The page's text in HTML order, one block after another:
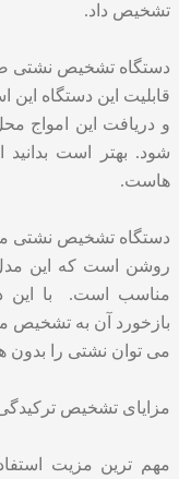
تشخیص داد.
دستگاه تشخیص نشتی
قابلیت این دستگاه
و دریافت این
شود. بهتر است بدانید
هاست.
دستگاه تشخیص نشتی
روشن است که این مدل
مناسب است. با این
بازخورد آن به تشخیص
می توان نشتی را بدون
مزایای تشخیص
مهم ترین مزیت